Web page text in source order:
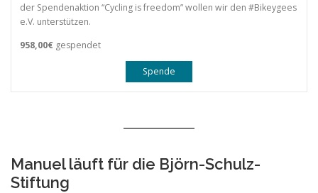
der Spendenaktion “Cycling is freedom” wollen wir den #Bikeygees
e.V. unterstützen.
958,00€ gespendet
Spende
Manuel läuft für die Björn-Schulz-
Stiftung